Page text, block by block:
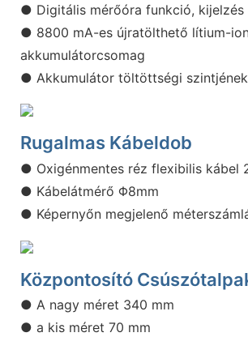
● Digitális mérőóra funkció, kijelzés
● 8800 mA-es újratölthető lítium-
akkumulátorcsomag
● Akkumulátor töltöttségi
Rugalmas Kábeldob
● Oxigénmentes réz flexibilis kábel
● Kábelátmérő Φ8mm
● Képernyőn megjelenő
Központosító
● A nagy méret 340 mm
● a kis méret 70 mm